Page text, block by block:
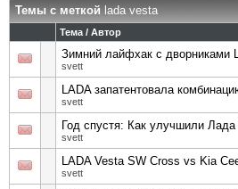
Темы с меткой lada vesta
Тема / Автор
Зимний лайфхак с дворниками
svett
LADA запатентовала
svett
Год спустя: Как улучшили Лада
svett
LADA Vesta SW Cross vs Kia
svett